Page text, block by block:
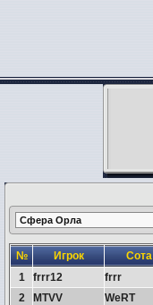
№ Игрок Сота
1
frrr12 frrr
2 MTVV WeRT